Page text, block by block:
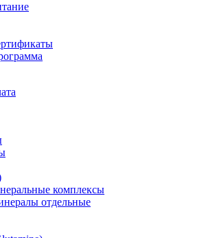
комплексы
отдельные